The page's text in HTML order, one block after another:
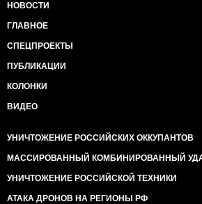
НОВОСТИ
ГЛАВНОЕ
СПЕЦПРОЕКТЫ
ПУБЛИКАЦИИ
КОЛОНКИ
ВИДЕО
УНИЧТОЖЕНИЕ РОССИЙСКИХ ОККУПАНТОВ
МАССИРОВАННЫЙ КОМБИНИРОВАННЫЙ
УНИЧТОЖЕНИЕ РОССИЙСКОЙ ТЕХНИКИ
АТАКА ДРОНОВ НА РЕГИОНЫ РФ